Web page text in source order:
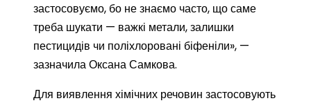
застосовуємо, бо не знаємо часто, що саме
треба шукати — важкі метали, залишки
пестицидів чи поліхлоровані біфеніли», —
зазначила Оксана Самкова.
Для виявлення хімічних речовин застосовують